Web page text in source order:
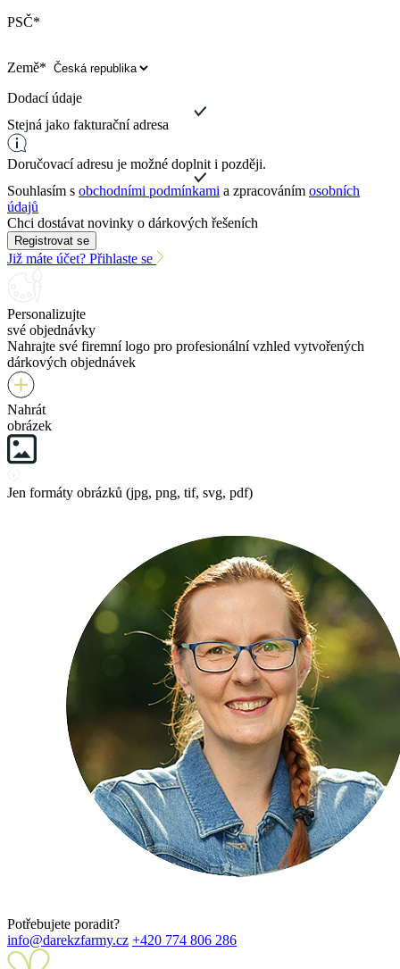
PSČ*
Země*
Dodací údaje
Stejná jako fakturační adresa
Doručovací adresu je možné doplnit i později.
Souhlasím s obchodními podmínkami a zpracováním osobních
údajů
Chci dostávat novinky o dárkových řešeních
Registrovat se
Již máte účet? Přihlaste se
Personalizujte
své objednávky
Nahrajte své firemní logo pro profesionální vzhled vytvořených
dárkových objednávek
Nahrát
obrázek
Jen formáty obrázků (jpg, png, tif, svg, pdf)
Potřebujete poradit?
info@darekzfarmy.cz +420 774 806 286